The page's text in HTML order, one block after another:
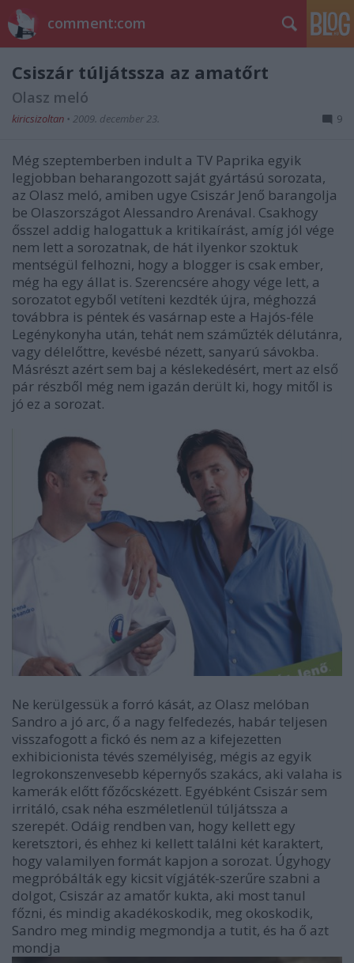
comment:com
Csiszár túljátssza az amatőrt
Olasz meló
kiricsizoltan • 2009. december 23. 9
Még szeptemberben indult a TV Paprika egyik
legjobban beharangozott saját gyártású sorozata,
az Olasz meló, amiben ugye Csiszár Jenő barangolja
be Olaszországot Alessandro Arenával. Csakhogy
ősszel addig halogattuk a kritikaírást, amíg jól vége
nem lett a sorozatnak, de hát ilyenkor szoktuk
mentségül felhozni, hogy a blogger is csak ember,
még ha egy állat is. Szerencsére ahogy vége lett, a
sorozatot egyből vetíteni kezdték újra, méghozzá
továbbra is péntek és vasárnap este a Hajós-féle
Legénykonyha után, tehát nem száműzték délutánra,
vagy délelőttre, kevésbé nézett, sanyarú sávokba.
Másrészt azért sem baj a késlekedésért, mert az első
pár részből még nem igazán derült ki, hogy mitől is
jó ez a sorozat.
Ne kerülgessük a forró kását, az Olasz melóban
Sandro a jó arc, ő a nagy felfedezés, habár teljesen
visszafogott a fickó és nem az a kifejezetten
exhibicionista tévés személyiség, mégis az egyik
legrokonszenvesebb képernyős szakács, aki valaha is
kamerák előtt főzőcskézett. Egyébként Csiszár sem
irritáló, csak néha eszméletlenül túljátssza a
szerepét. Odáig rendben van, hogy kellett egy
keretsztori, és ehhez ki kellett találni két karaktert,
hogy valamilyen formát kapjon a sorozat. Úgyhogy
megpróbálták egy kicsit vígjáték-szerűre szabni a
dolgot, Csiszár az amatőr kukta, aki most tanul
főzni, és mindig akadékoskodik, meg okoskodik,
Sandro meg mindig megmondja a tutit, és ha ő azt
mondja